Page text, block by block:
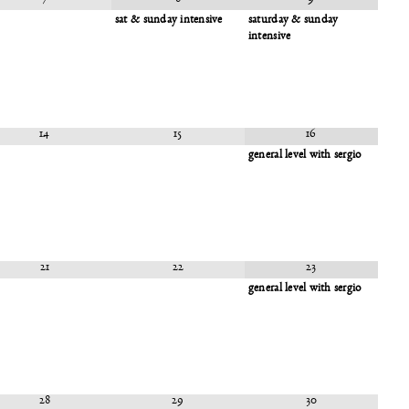
sat & sunday intensive
saturday & sunday
intensive
14 15 16
general level with sergio
21 22 23
general level with sergio
28 29 30